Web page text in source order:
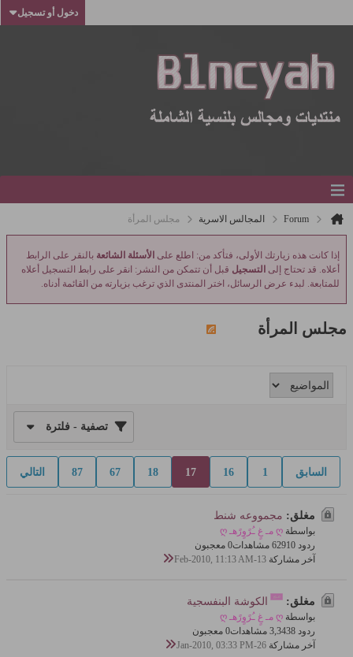
دخول أو تسجيل
Forum المجالس الاسرية مجلس المرأة
إذا كانت هذه زيارتك الأولى، فتأكد من: اطلع على الأسئلة الشائعة بالنقر على الرابط
أعلاه. قد تحتاج إلى التسجيل قبل أن تتمكن من النشر: انقر على رابط التسجيل أعلاه
للمتابعة. لبدء عرض الرسائل، اختر المنتدى الذي ترغب بزيارته من القائمة أدناه.
مجلس المرأة
تصفية - فلترة
السابق 1
16
17
18
67
87 التالي
مغلق: مجمووعه شنط
بواسطة ღ مـ غٍ ـُرًوٍرًهـ ღ
ردود 10
629 مشاهدات
0 معجبون
آخر مشاركة 13-Feb-2010, 11:13 AM
مغلق: الكوشة البنفسجية
بواسطة ღ مـ غٍ ـُرًوٍرًهـ ღ
ردود 8
3,343 مشاهدات
0 معجبون
آخر مشاركة 26-Jan-2010, 03:33 PM